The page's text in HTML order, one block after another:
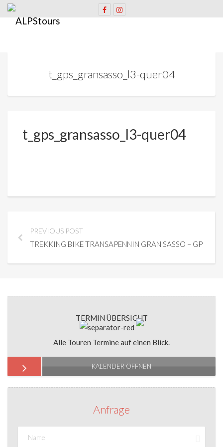
t_gps_gransasso_l3-quer04
t_gps_gransasso_l3-quer04
PREVIOUS POST
TREKKING BIKE TRANSAPENNIN GRAN SASSO – GPS
TERMIN ÜBERSICHT
Alle Touren Termine auf einen Blick.
KALENDER ÖFFNEN
Anfrage